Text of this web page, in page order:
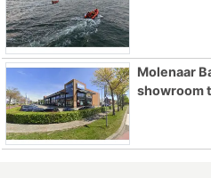
Molenaar
showroom